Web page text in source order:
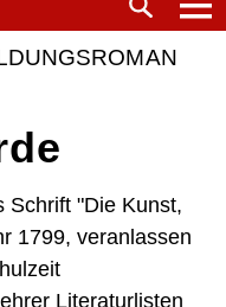
Schrift "Die Kunst,
1799, veranlassen
Literaturlisten